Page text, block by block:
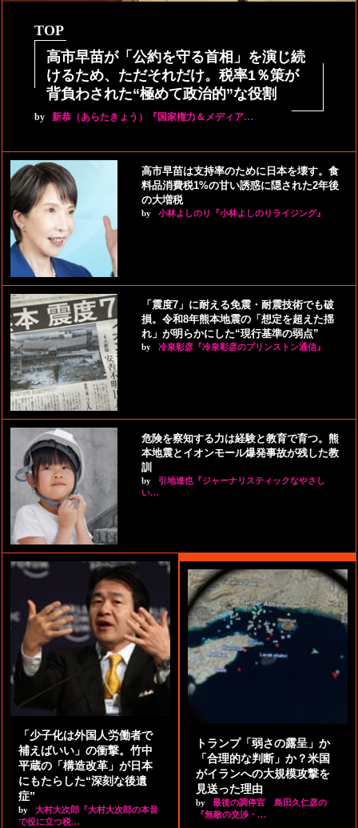
TOP
高市早苗が「公約を守る首相」を演じ続
けるため、ただそれだけ。税率1％策が
背負わされた“極めて政治的”な役割
by 新恭（あらたきょう）『国家権力＆メディア…
高市早苗は支持率のために日本を壊す。食
料品消費税1%の甘い誘惑に隠された2年後
の大増税
by 小林よしのり『小林よしのりライジング』
「震度7」に耐える免震・耐震技術でも破
損。令和8年熊本地震の「想定を超えた揺
れ」が明らかにした“現行基準の弱点”
by 冷泉彰彦『冷泉彰彦のプリンストン通信』
危険を察知する力は経験と教育で育つ。熊
本地震とイオンモール爆発事故が残した教
訓
by
引地達也『ジャーナリスティックなやさし
い…
「少子化は外国人労働者で
補えばいい」の衝撃。竹中
平蔵の「構造改革」が日本
にもたらした“深刻な後遺
症”
by
大村大次郎『大村大次郎の本音
で役に立つ税…
トランプ「弱さの露呈」か
「合理的な判断」か？米国
がイランへの大規模攻撃を
見送った理由
by
最後の調停官 島田久仁彦の
『無敵の交渉・…